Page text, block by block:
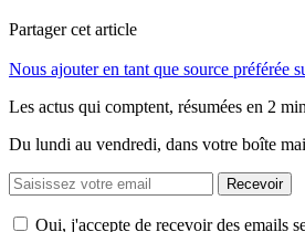
Partager cet article
Nous ajouter en tant que source préférée
Les actus qui comptent, résumées en 2
Du lundi au vendredi, dans votre boîte
Recevoir
Oui, j'accepte de recevoir des emails